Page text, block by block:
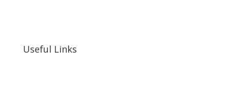
Useful Links